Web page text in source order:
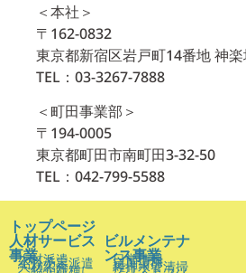
＜本社＞
〒162-0832
東京都新宿区岩戸町14番地 神
TEL：03-3267-7888
＜町田事業部＞
〒194-0005
東京都町田市南町田3-32-50
TEL：042-799-5588
トップページ
人材サービス
事業
人材派遣
紹介予定派遣
人材紹介
ご紹介職種に
ビルメンテナ
ンス事業
日常清掃
定期清掃
雑排水管清掃
グリストラッ